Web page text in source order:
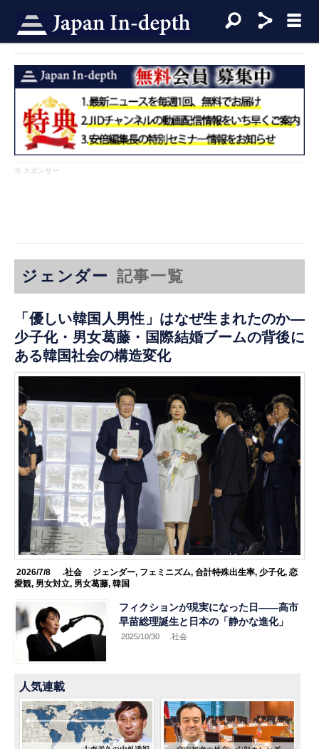
※ スポンサー
ジェンダー 記事一覧
「優しい韓国人男性」はなぜ生まれたのか―
少子化・男女葛藤・国際結婚ブームの背後に
ある韓国社会の構造変化
2026/7/8 .社会 ジェンダー, フェミニズム, 合計特殊出生率, 少子化, 恋
愛観, 男女対立, 男女葛藤,韓国
フィクションが現実になった日——高市
早苗総理誕生と日本の「静かな進化」
2025/10/30 .社会
人気連載